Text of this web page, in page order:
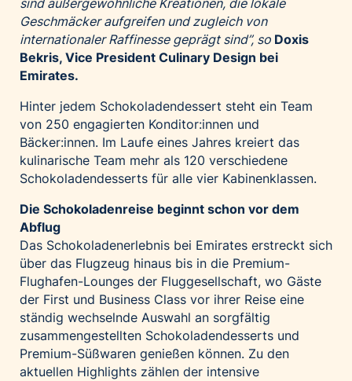
sind außergewöhnliche Kreationen, die lokale
Geschmäcker aufgreifen und zugleich von
internationaler Raffinesse geprägt sind”, so Doxis
Bekris, Vice President Culinary Design bei
Emirates.
Hinter jedem Schokoladendessert steht ein Team
von 250 engagierten Konditor:innen und
Bäcker:innen. Im Laufe eines Jahres kreiert das
kulinarische Team mehr als 120 verschiedene
Schokoladendesserts für alle vier Kabinenklassen.
Die Schokoladenreise beginnt schon vor dem
Abflug
Das Schokoladenerlebnis bei Emirates erstreckt sich
über das Flugzeug hinaus bis in die Premium-
Flughafen-Lounges der Fluggesellschaft, wo Gäste
der First und Business Class vor ihrer Reise eine
ständig wechselnde Auswahl an sorgfältig
zusammengestellten Schokoladendesserts und
Premium-Süßwaren genießen können. Zu den
aktuellen Highlights zählen der intensive